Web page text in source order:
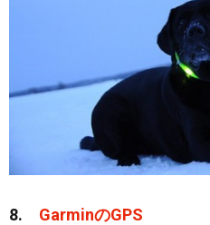
8. GarminのGPS